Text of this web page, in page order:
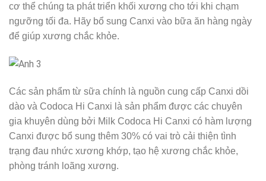
cơ thể chúng ta phát triển khối xương cho tới khi chạm
ngưỡng tối đa. Hãy bổ sung Canxi vào bữa ăn hàng ngày
để giúp xương chắc khỏe.
Các sản phẩm từ sữa chính là nguồn cung cấp Canxi dồi
dào và Codoca Hi Canxi là sản phẩm được các chuyên
gia khuyên dùng bởi Milk Codoca Hi Canxi có hàm lượng
Canxi được bổ sung thêm 30% có vai trò cải thiện tình
trạng đau nhức xương khớp, tạo hệ xương chắc khỏe,
phòng tránh loãng xương.